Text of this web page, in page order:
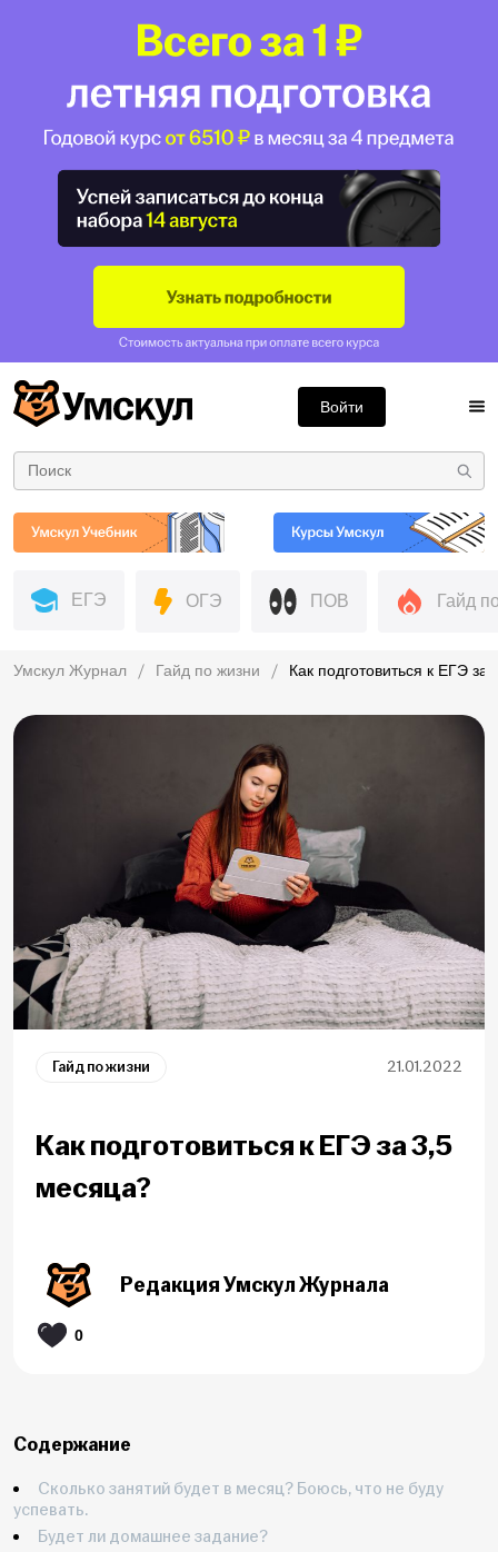
Войти
ЕГЭ ОГЭ ПОВ Гайд
Умскул Журнал Гайд по жизни Как подготовиться к ЕГЭ
Гайд по жизни 21.01.2022
Как подготовиться к ЕГЭ за 3,5
месяца?
Редакция Умскул Журнала
0
Содержание
Сколько занятий будет в месяц? Боюсь, что не буду
успевать.
Будет ли домашнее задание?